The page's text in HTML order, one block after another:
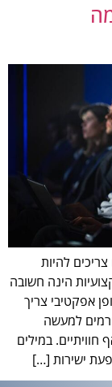
להיות
הינה חשובה
אפקטיבי צריך
למעשה
במילים
ישירות […]